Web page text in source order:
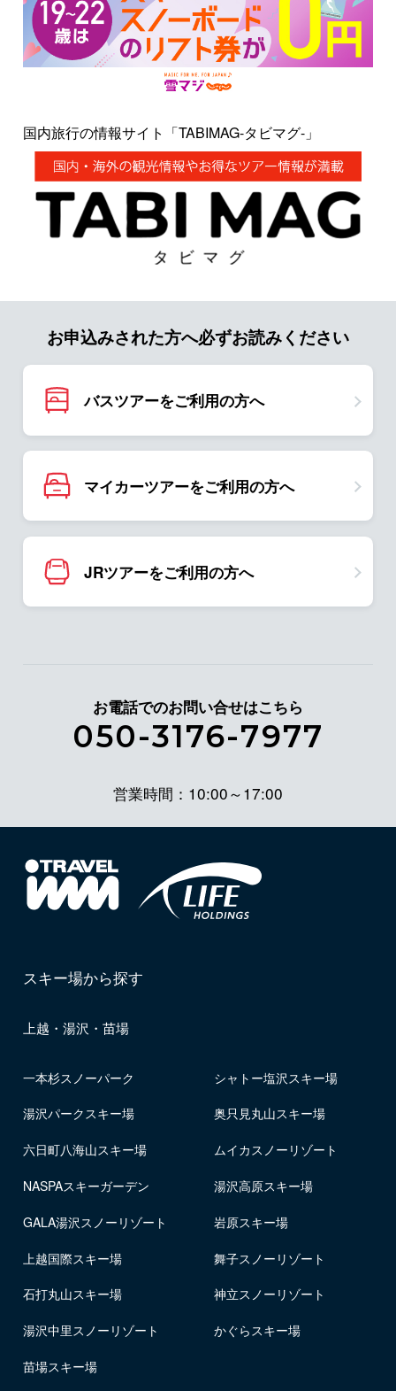
国内旅行の情報サイト「TABIMAG-タビマグ-」
お申込みされた方へ必ずお読みください
バスツアーをご利用の方へ
マイカーツアーをご利用の方へ
JRツアーをご利用の方へ
お電話でのお問い合せはこちら
050-3176-7977
営業時間：10:00～17:00
スキー場から探す
上越・湯沢・苗場
一本杉スノーパーク シャトー塩沢スキー場
湯沢パークスキー場 奥只見丸山スキー場
六日町八海山スキー場 ムイカスノーリゾート
NASPAスキーガーデン 湯沢高原スキー場
GALA湯沢スノーリゾート 岩原スキー場
上越国際スキー場 舞子スノーリゾート
石打丸山スキー場 神立スノーリゾート
湯沢中里スノーリゾート かぐらスキー場
苗場スキー場